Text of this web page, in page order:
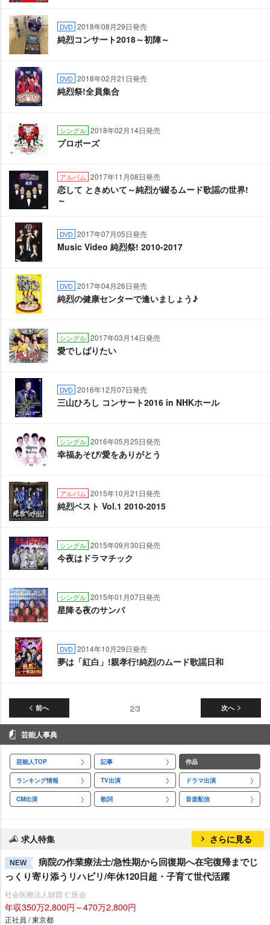
DVD 2018年08月29日発売
純烈コンサート2018～初陣～
DVD 2018年02月21日発売
純烈祭!全員集合
シングル 2018年02月14日発売
プロポーズ
アルバム 2017年11月08日発売
恋して ときめいて～純烈が綴るムード歌謡の世界!
～
DVD 2017年07月05日発売
Music Video 純烈祭! 2010-2017
DVD 2017年04月26日発売
純烈の健康センターで逢いましょう♪
シングル 2017年03月14日発売
愛でしばりたい
DVD 2016年12月07日発売
三山ひろし コンサート2016 in NHKホール
シングル 2016年05月25日発売
幸福あそび/愛をありがとう
アルバム 2015年10月21日発売
純烈ベスト Vol.1 2010-2015
シングル 2015年09月30日発売
今夜はドラマチック
シングル 2015年01月07日発売
星降る夜のサンバ
DVD 2014年10月29日発売
夢は「紅白」!親孝行!純烈のムード歌謡日和
前へ 次へ
2/3
芸能人事典
芸能人TOP 記事 作品
ランキング情報 TV出演 ドラマ出演
CM出演 歌詞 音楽配信
求人特集 さらに見る
NEW
病院の作業療法士/急性期から回復期へ在宅復帰までじ
っくり寄り添うリハビリ/年休120日超・子育て世代活躍
社会医療法人財団 仁医会
年収350万2,800円～470万2,800円
正社員 / 東京都